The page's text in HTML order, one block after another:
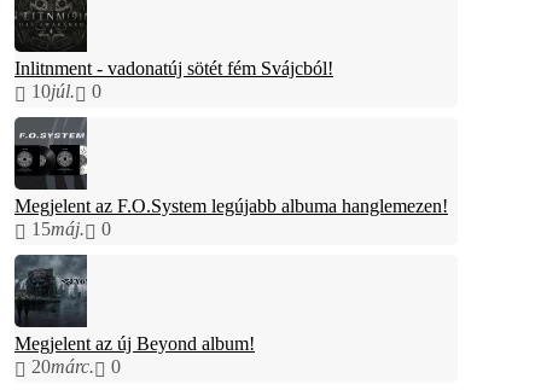
Inlitnment - vadonatúj sötét fém Svájcból!
10júl. 0
Megjelent az F.O.System legújabb albuma hanglemezen!
15máj. 0
Megjelent az új Beyond album!
20márc. 0